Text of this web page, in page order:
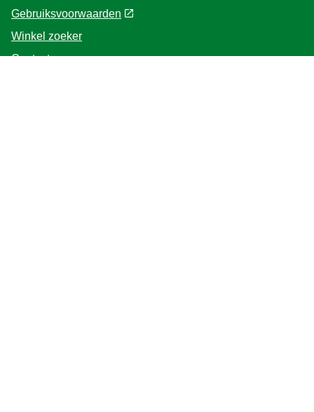
Veelgestelde vragen
Gebruiksvoorwaarden
Winkel zoeker